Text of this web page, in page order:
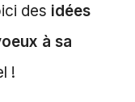
des idées
à sa
!